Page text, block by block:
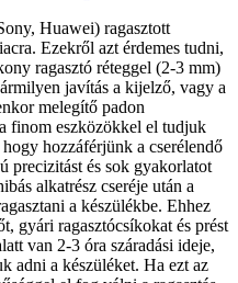
Huawei) ragasztott
Ezekről azt érdemes tudni,
ragasztó réteggel (2-3 mm)
javítás a kijelző, vagy a
melegítő padon
finom eszközökkel el tudjuk
hozzáférjünk a cserélendő
precizitást és sok gyakorlatot
alkatrész cseréje után a
a készülékbe. Ehhez
gyári ragasztócsíkokat és prést
van 2-3 óra száradási ideje,
adni a készüléket. Ha ezt az